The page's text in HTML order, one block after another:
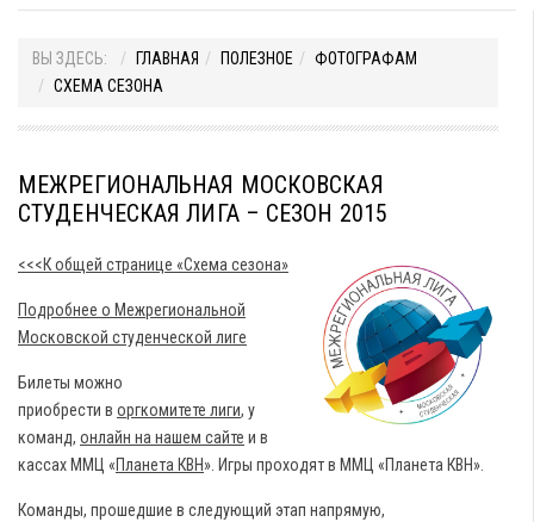
ВЫ ЗДЕСЬ: ГЛАВНАЯ ПОЛЕЗНОЕ
ФОТОГРАФАМ
СХЕМА СЕЗОНА
МЕЖРЕГИОНАЛЬНАЯ МОСКОВСКАЯ
СТУДЕНЧЕСКАЯ ЛИГА – СЕЗОН 2015
<<<К общей странице «Схема сезона»
Подробнее о Межрегиональной
Московской студенческой лиге
Билеты можно
приобрести в оргкомитете лиги, у
команд, онлайн на нашем сайте и в
кассах ММЦ «Планета КВН». Игры проходят в ММЦ «Планета КВН».
Команды, прошедшие в следующий этап напрямую,